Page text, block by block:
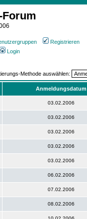
Forum
Registrieren
Login
Methode auswählen:
Anmeldungsdatum
03.02.2006
03.02.2006
03.02.2006
03.02.2006
03.02.2006
06.02.2006
07.02.2006
08.02.2006